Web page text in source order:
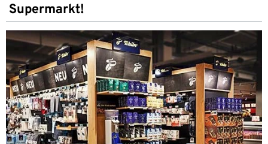
Supermarkt!